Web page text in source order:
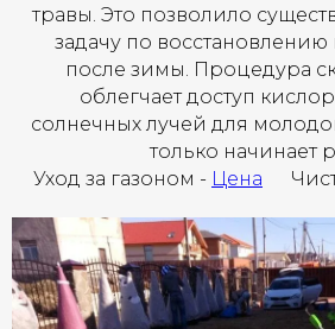
травы. Это позволило
задачу по восстановлению
после зимы. Процедура
облегчает доступ
солнечных лучей для
только начинает
Уход за газоном - Цена